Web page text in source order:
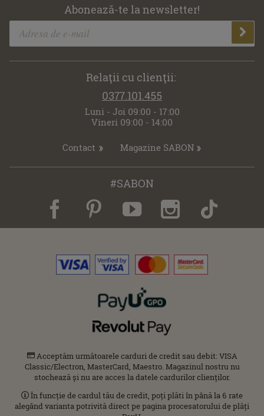
Abonează-te la newsletter!
Relaţii cu clienţii:
0377.101.455
Luni - Joi 09:00 - 17:00
Vineri 09:00 - 14:00
Contact Magazine SABON
#SABON
Acceptăm următoarele carduri de credit sau debit: VISA
Classic/Electron, MasterCard, Maestro. Magazinul nostru nu
stochează și nu are acces la datele cardurilor clienților.
În funcție de cardul tău de credit, poți plăti în până la 6 rate
alegând varianta potrivită direct pe pagina procesatorului de plăți